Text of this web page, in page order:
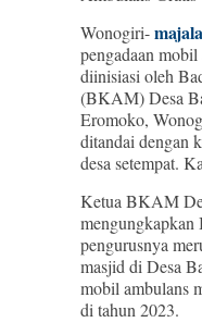
Wonogiri-
pengadaan
diinisiasi oleh
(BKAM) Desa
Eromoko,
ditandai dengan
desa setempat.
Ketua BKAM
pengurusnya
masjid di Desa
mobil ambulans
di tahun 2023.